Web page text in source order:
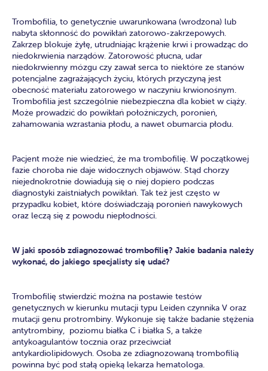
Trombofilia, to genetycznie uwarunkowana (wrodzona) lub
nabyta skłonność do powikłań zatorowo-zakrzepowych.
Zakrzep blokuje żyłę, utrudniając krążenie krwi i prowadząc do
niedokrwienia narządów. Zatorowość płucna, udar
niedokrwienny mózgu czy zawał serca to niektóre ze stanów
potencjalne zagrażających życiu, których przyczyną jest
obecność materiału zatorowego w naczyniu krwionośnym.
Trombofilia jest szczególnie niebezpieczna dla kobiet w ciąży.
Może prowadzić do powikłań położniczych, poronień,
zahamowania wzrastania płodu, a nawet obumarcia płodu.
Pacjent może nie wiedzieć, że ma trombofilię. W początkowej
fazie choroba nie daje widocznych objawów. Stąd chorzy
niejednokrotnie dowiadują się o niej dopiero podczas
diagnostyki zaistniałych powikłań. Tak też jest często w
przypadku kobiet, które doświadczają poronień nawykowych
oraz leczą się z powodu niepłodności.
W jaki sposób zdiagnozować trombofilię? Jakie badania należy
wykonać, do jakiego specjalisty się udać?
Trombofilię stwierdzić można na postawie testów
genetycznych w kierunku mutacji typu Leiden czynnika V oraz
mutacji genu protrombiny. Wykonuje się także badanie stężenia
antytrombiny, poziomu białka C i białka S, a także
antykoagulantów tocznia oraz przeciwciał
antykardiolipidowych. Osoba ze zdiagnozowaną trombofilią
powinna być pod stałą opieką lekarza hematologa.